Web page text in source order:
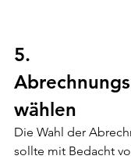
5.
wählen
Die Wahl der
sollte mit Bedacht